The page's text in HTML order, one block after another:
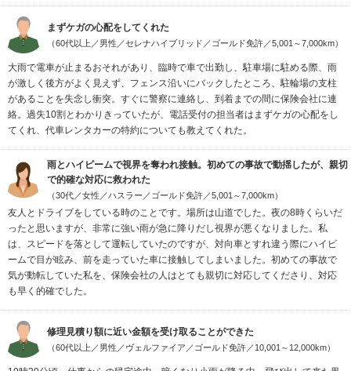
まずケガの心配をしてくれた
（60代以上／男性／セレナハイブリッド／ゴールド免許／5,001～7,000km）
大雨で電車が止まるおそれがあり、臨時で車で出勤し、駐車場に駐める際、雨
が激しく後方がよく見えず、フェンス沿いにバックしたところ、駐輪場の支柱
があることを失念し衝突。すぐに警察に連絡し、到着までの間に保険会社に連
絡。過失10割とわかりきっていたが、電話受付の担当者はまずケガの心配をし
てくれ、代車レンタカーの特約についても教えてくれた。
雨とハイビームで視界を奪われ接触。初めての事故で動揺したが、親切
で的確な対応に救われた
（30代／女性／ハスラー／ゴールド免許／5,001～7,000km）
友人とドライブをしている時のことです。場所は山道でした。夜の8時くらいだ
ったと思いますが、非常に強い雨が急に降りだし視界が悪くなりました。私
は、スピードを落として運転していたのですが、対向車とすれ違う際にハイビ
ームで目が眩み、前を走っていた車に接触してしまいました。初めての事故で
気が動転していた私を、保険会社の人はとても親切に対応してくださり、対応
も早く的確でした。
修理見積り額に近い金額を受け取ることができた
（60代以上／男性／ヴェルファイア／ゴールド免許／10,001～12,000km）